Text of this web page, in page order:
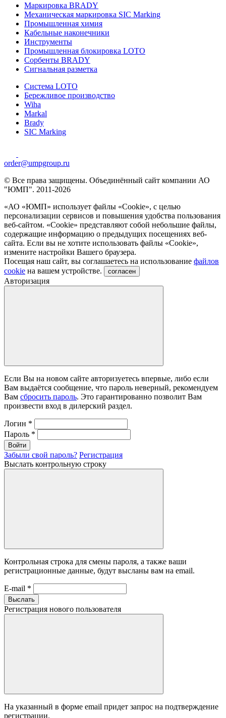
Маркировка BRADY
Механическая маркировка SIC Marking
Промышленная химия
Кабельные наконечники
Инструменты
Промышленная блокировка LOTO
Сорбенты BRADY
Сигнальная разметка
Система LOTO
Бережливое производство
Wiha
Markal
Brady
SIC Marking
order@umpgroup.ru
© Все права защищены. Объединённый сайт компании АО
"ЮМП". 2011-2026
«АО «ЮМП» использует файлы «Сookie», с целью
персонализации сервисов и повышения удобства пользования
веб-сайтом. «Cookie» представляют собой небольшие файлы,
содержащие информацию о предыдущих посещениях веб-
сайта. Если вы не хотите использовать файлы «Сookie»,
измените настройки Вашего браузера.
Посещая наш сайт, вы соглашаетесь на использование файлов
cookie на вашем устройстве. согласен
Авторизация
Если Вы на новом сайте авторизуетесь впервые, либо если
Вам выдаётся сообщение, что пароль неверный, рекомендуем
Вам сбросить пароль. Это гарантированно позволит Вам
произвести вход в дилерский раздел.
Логин *
Пароль *
Войти
Забыли свой пароль? Регистрация
Выслать контрольную строку
Контрольная строка для смены пароля, а также ваши
регистрационные данные, будут высланы вам на email.
E-mail *
Выслать
Регистрация нового пользователя
На указанный в форме email придет запрос на подтверждение
регистрации.